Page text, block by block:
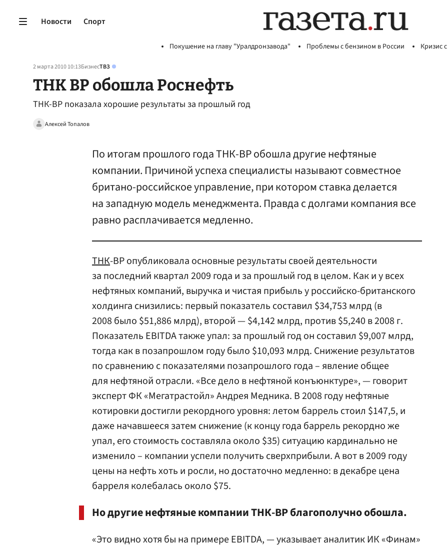
Новости Спорт
Покушение на главу "Уралдронзавода" Проблемы с бензином в России Кризис
2 марта 2010 10:13БизнесТВЗ
ТНК BP обошла Роснефть
ТНК-ВР показала хорошие результаты за прошлый год
Алексей Топалов
По итогам прошлого года ТНК-ВР обошла другие нефтяные
компании. Причиной успеха специалисты называют совместное
британо-российское управление, при котором ставка делается
на западную модель менеджмента. Правда с долгами компания все
равно расплачивается медленно.
ТНК-ВР опубликовала основные результаты своей деятельности
за последний квартал 2009 года и за прошлый год в целом. Как и у всех
нефтяных компаний, выручка и чистая прибыль у российско-британского
холдинга снизились: первый показатель составил $34,753 млрд (в
2008 было $51,886 млрд), второй — $4,142 млрд, против $5,240 в 2008 г.
Показатель EBITDA также упал: за прошлый год он составил $9,007 млрд,
тогда как в позапрошлом году было $10,093 млрд. Снижение результатов
по сравнению с показателями позапрошлого года – явление общее
для нефтяной отрасли. «Все дело в нефтяной конъюнктуре», — говорит
эксперт ФК «Мегатрастойл» Андрея Медника. В 2008 году нефтяные
котировки достигли рекордного уровня: летом баррель стоил $147,5, и
даже начавшееся затем снижение (к концу года баррель рекордно же
упал, его стоимость составляла около $35) ситуацию кардинально не
изменило – компании успели получить сверхприбыли. А вот в 2009 году
цены на нефть хоть и росли, но достаточно медленно: в декабре цена
барреля колебалась около $75.
Но другие нефтяные компании ТНК-ВР благополучно обошла.
«Это видно хотя бы на примере EBITDA, — указывает аналитик ИК «Финам»